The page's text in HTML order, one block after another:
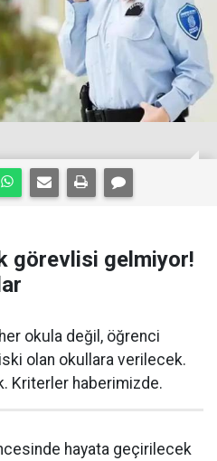
görevlisi gelmiyor!
okula değil, öğrenci
olan okullara verilecek.
Kriterler haberimizde.
hayata geçirilecek